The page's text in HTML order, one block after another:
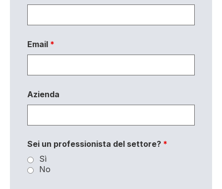
Email *
Azienda
Sei un professionista del settore? *
Sì
No